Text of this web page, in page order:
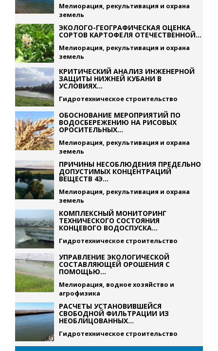
Мелиорация, рекультивация и охрана
земель
ЭКОЛОГО-ГЕОГРАФИЧЕСКАЯ ОЦЕНКА
СОРТОВ КАРТОФЕЛЯ ОТЕЧЕСТВЕННОЙ...
Мелиорация, рекультивация и охрана
земель
КРИТИЧЕСКИЙ АНАЛИЗ ИНЖЕНЕРНОЙ
ЗАЩИТЫ НИЖНЕЙ КУБАНИ В
УСЛОВИЯХ...
Гидротехническое строительство
ОБОСНОВАНИЕ МЕРОПРИЯТИЙ ПО
ВОДОСБЕРЕЖЕНИЮ НА РИСОВЫХ
ОРОСИТЕЛЬНЫХ...
Мелиорация, рекультивация и охрана
земель
ПРИЧИНЫ НЕСОБЛЮДЕНИЯ ПРЕДЕЛЬНО
ДОПУСТИМЫХ КОНЦЕНТРАЦИЙ
ВЕЩЕСТВ 4Э...
Мелиорация, рекультивация и охрана
земель
КОМПЛЕКСНЫЙ МОНИТОРИНГ
ТЕХНИЧЕСКОГО СОСТОЯНИЯ
КОНЦЕВОГО ВОДОСПУСКА...
Гидротехническое строительство
УПРАВЛЕНИЕ ЭКОЛОГИЧЕСКОЙ
СОСТАВЛЯЮЩЕЙ ОРОШЕНИЯ С
ПОМОЩЬЮ...
Мелиорация, водное хозяйство и
агрофизика
РАСЧЕТЫ УСТАНОВИВШЕЙСЯ
СВОБОДНОЙ ФИЛЬТРАЦИИ ИЗ
НЕОБЛИЦОВАННЫХ...
Гидротехническое строительство